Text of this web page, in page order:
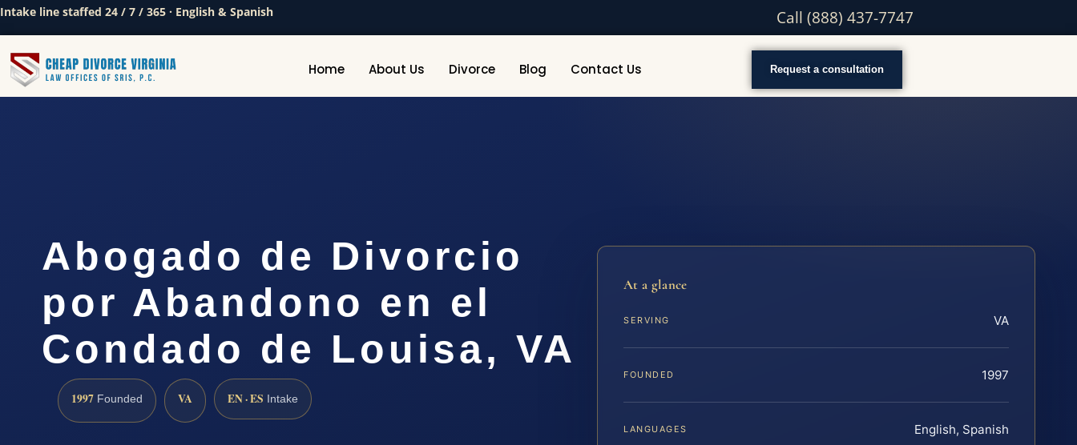
Intake line staffed 24 / 7 / 365 · English & Spanish Call (888) 437-7747
Home About Us Divorce Blog Contact Us Request a consultation
Abogado de Divorcio
por Abandono en el
Condado de Louisa, VA
1997 Founded VA EN · ES Intake
At a glance
SERVING VA
FOUNDED 1997
LANGUAGES English, Spanish